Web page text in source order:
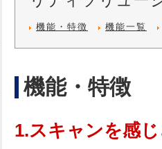
機能・特徴 機能一覧
機能・特徴
1.スキャンを感